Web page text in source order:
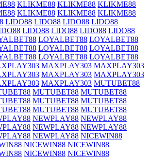
KLIKME88 KLIKME88 KLIKME88
KLIKME88 KLIKME88 KLIKME88
LIDO88 LIDO88 LIDO88 LIDO88
LIDO88 LIDO88 LIDO88 LIDO88
LOYALBET88 LOYALBET88
LOYALBET88 LOYALBET88
LOYALBET88 LOYALBET88
MAXPLAY303 MAXPLAY303
MAXPLAY303 MAXPLAY303
MAXPLAY303 MUTUBET88
MUTUBET88 MUTUBET88
MUTUBET88 MUTUBET88
MUTUBET88 MUTUBET88
NEWPLAY88 NEWPLAY88
NEWPLAY88 NEWPLAY88
NEWPLAY88 NICEWIN88
NICEWIN88 NICEWIN88
NICEWIN88 NICEWIN88